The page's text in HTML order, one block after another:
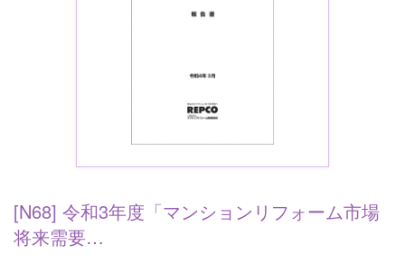
[N68] 令和3年度「マンションリフォーム市場
将来需要…